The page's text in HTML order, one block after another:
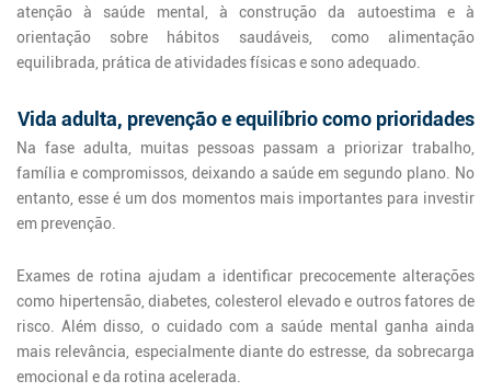
atenção à saúde mental, à construção da autoestima e à
orientação sobre hábitos saudáveis, como alimentação
equilibrada, prática de atividades físicas e sono adequado.
Vida adulta, prevenção e equilíbrio como prioridades
Na fase adulta, muitas pessoas passam a priorizar trabalho,
família e compromissos, deixando a saúde em segundo plano. No
entanto, esse é um dos momentos mais importantes para investir
em prevenção.
Exames de rotina ajudam a identificar precocemente alterações
como hipertensão, diabetes, colesterol elevado e outros fatores de
risco. Além disso, o cuidado com a saúde mental ganha ainda
mais relevância, especialmente diante do estresse, da sobrecarga
emocional e da rotina acelerada.